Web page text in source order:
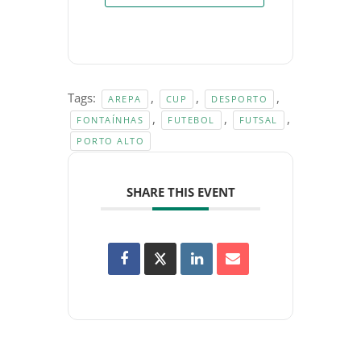
Tags: AREPA , CUP , DESPORTO ,
FONTAÍNHAS , FUTEBOL , FUTSAL ,
PORTO ALTO
SHARE THIS EVENT